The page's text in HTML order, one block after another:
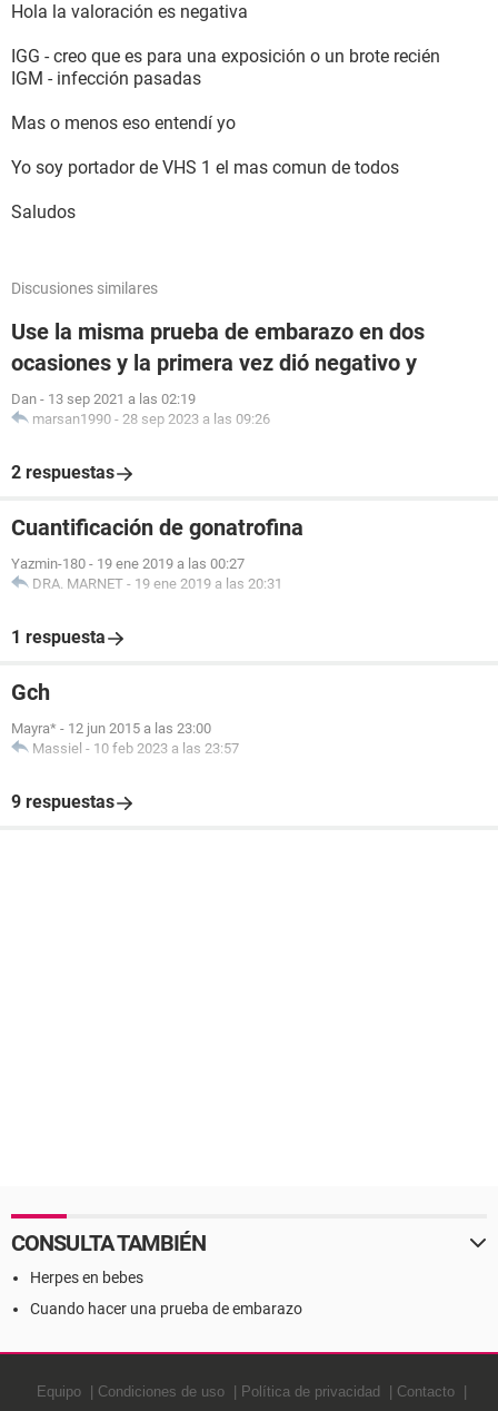
Hola la valoración es negativa
IGG - creo que es para una exposición o un brote recién
IGM - infección pasadas
Mas o menos eso entendí yo
Yo soy portador de VHS 1 el mas comun de todos
Saludos
Discusiones similares
Use la misma prueba de embarazo en dos
ocasiones y la primera vez dió negativo y
Dan - 13 sep 2021 a las 02:19
marsan1990 - 28 sep 2023 a las 09:26
2 respuestas
Cuantificación de gonatrofina
Yazmin-180 - 19 ene 2019 a las 00:27
DRA. MARNET - 19 ene 2019 a las 20:31
1 respuesta
Gch
Mayra* - 12 jun 2015 a las 23:00
Massiel - 10 feb 2023 a las 23:57
9 respuestas
CONSULTA TAMBIÉN
Herpes en bebes
Cuando hacer una prueba de embarazo
Equipo Condiciones de uso Política de privacidad Contacto